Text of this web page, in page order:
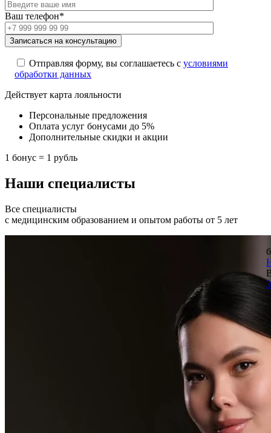
Ваш телефон*
Отправляя форму, вы соглашаетесь с условиями
обработки данных
Действует карта лояльности
Персональные предложения
Оплата услуг бонусами до 5%
Дополнительные скидки и акции
1 бонус = 1 рубль
Наши специалисты
Все специалисты
с медицинским образованием и опытом работы от 5 лет